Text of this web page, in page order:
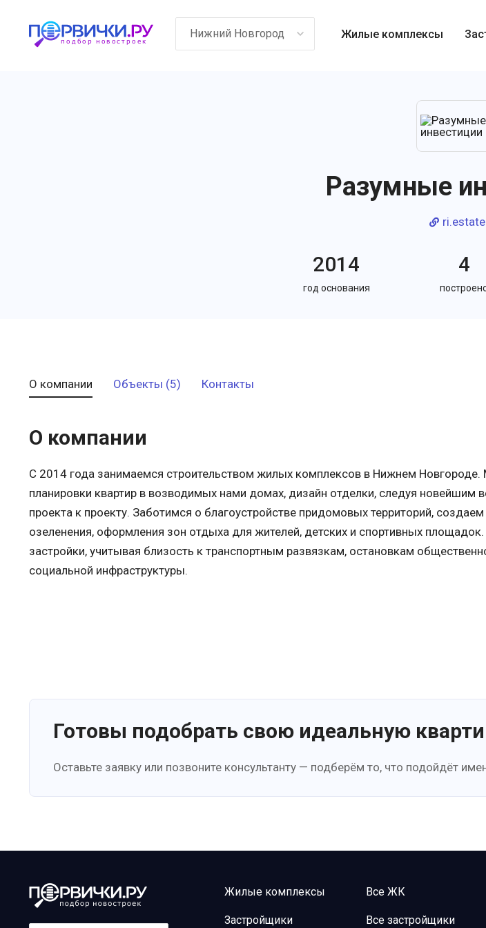
Нижний Новгород Жилые комплексы
Разумные
ri.estate
2014
год основания
4
О компании Объекты (5) Контакты
О компании
С 2014 года занимаемся строительством жилых комплексов в Нижнем
планировки квартир в возводимых нами домах, дизайн отделки, следуя новейшим
проекта к проекту. Заботимся о благоустройстве придомовых территорий,
озеленения, оформления зон отдыха для жителей, детских и спортивных
застройки, учитывая близость к транспортным развязкам, остановкам
социальной инфраструктуры.
Готовы подобрать свою идеальную
Оставьте заявку или позвоните консультанту — подберём то, что подойдёт
Жилые комплексы
Застройщики
Все ЖК
Все застройщики